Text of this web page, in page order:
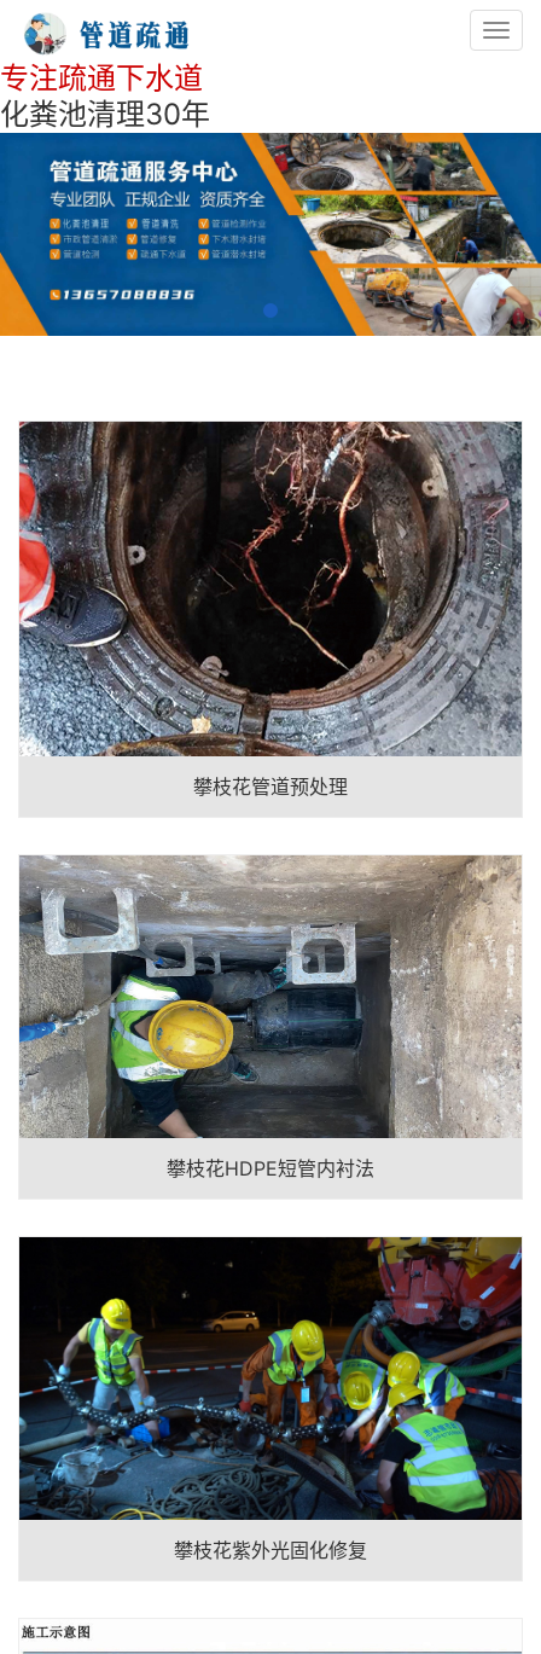
专注疏通下水道
化粪池清理30年
攀枝花管道预处理
攀枝花HDPE短管内衬法
攀枝花紫外光固化修复